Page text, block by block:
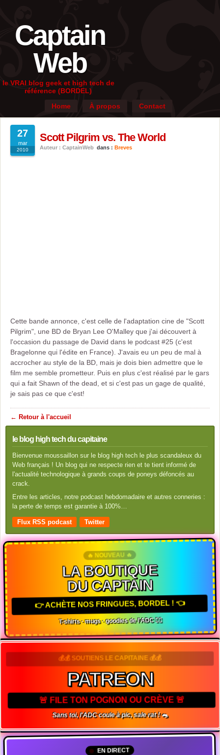
Captain
Web
le VRAI blog geek et high tech de
référence (BORDEL)
Home
À propos Contact
27
mar
2010
Scott Pilgrim vs. The World
Auteur : CaptainWeb dans : Breves
Cette bande annonce, c'est celle de l'adaptation cine de "Scott
Pilgrim", une BD de Bryan Lee O'Malley que j'ai découvert à
l'occasion du passage de David dans le podcast #25 (c'est
Bragelonne qui l'édite en France). J'avais eu un peu de mal à
accrocher au style de la BD, mais je dois bien admettre que le
film me semble prometteur. Puis en plus c'est réalisé par le gars
qui a fait Shawn of the dead, et si c'est pas un gage de qualité,
je sais pas ce que c'est!
← Retour à l'accueil
le blog high tech du capitaine
Bienvenue moussaillon sur le blog high tech le plus scandaleux du
Web français ! Un blog qui ne respecte rien et te tient informé de
l'actualité technologique à grands coups de poneys défoncés au
crack.
Entre les articles, notre podcast hebdomadaire et autres conneries :
la perte de temps est garantie à 100%…
Flux RSS podcast Twitter
🔥 NOUVEAU 🔥
LA BOUTIQUE
DU CAPTAIN
👉 ACHÈTE NOS FRINGUES, BORDEL ! 👈
T-shirts · mugs · goodies de l'ADC 🏴‍☠️
💰💰 SOUTIENS LE CAPITAINE 💰💰
PATREON
🚨 FILE TON POGNON OU CRÈVE 🚨
Sans toi, l'ADC coule à pic, sale rat ! 🐀
EN DIRECT